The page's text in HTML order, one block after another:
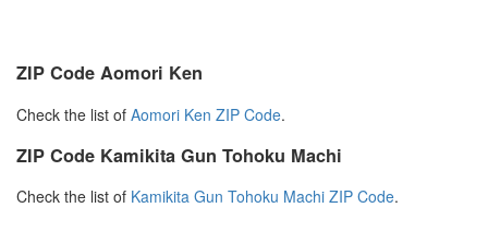
ZIP Code Aomori Ken
Check the list of Aomori Ken ZIP Code.
ZIP Code Kamikita Gun Tohoku Machi
Check the list of Kamikita Gun Tohoku Machi ZIP Code.